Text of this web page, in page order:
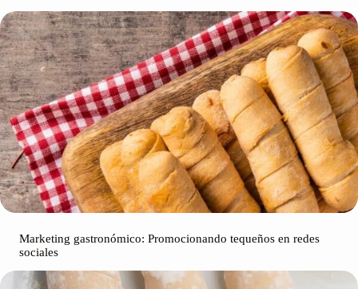
Marketing gastronómico: Promocionando tequeños en redes
sociales